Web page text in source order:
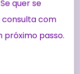
quer se
consulta com
próximo passo.